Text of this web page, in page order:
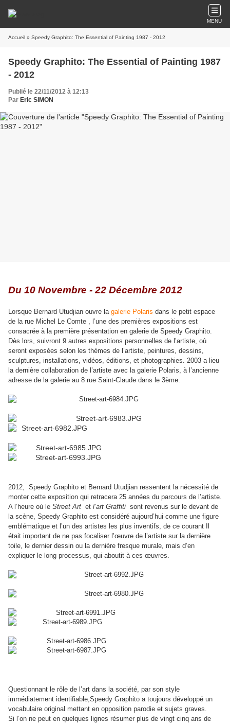
MENU
Accueil » Speedy Graphito: The Essential of Painting 1987 - 2012
Speedy Graphito: The Essential of Painting 1987
- 2012
Publié le 22/11/2012 à 12:13
Par Eric SIMON
Du 10 Novembre - 22 Décembre 2012
Lorsque Bernard Utudjian ouvre la galerie Polaris dans le petit espace
de la rue Michel Le Comte , l’une des premières expositions est
consacrée à la première présentation en galerie de Speedy Graphito.
Dès lors, suivront 9 autres expositions personnelles de l’artiste, où
seront exposées selon les thèmes de l’artiste, peintures, dessins,
sculptures, installations, vidéos, éditions, et photographies. 2003 a lieu
la dernière collaboration de l’artiste avec la galerie Polaris, à l’ancienne
adresse de la galerie au 8 rue Saint-Claude dans le 3ème.
2012, Speedy Graphito et Bernard Utudjian ressentent la nécessité de
monter cette exposition qui retracera 25 années du parcours de l’artiste.
A l’heure où le Street Art et l’art Graffiti sont revenus sur le devant de
la scène, Speedy Graphito est considéré aujourd’hui comme une figure
emblématique et l’un des artistes les plus inventifs, de ce courant Il
était important de ne pas focaliser l’œuvre de l’artiste sur la dernière
toile, le dernier dessin ou la dernière fresque murale, mais d’en
expliquer le long processus, qui aboutit à ces œuvres.
Questionnant le rôle de l’art dans la société, par son style
immédiatement identifiable,Speedy Graphito a toujours développé un
vocabulaire original mettant en opposition parodie et sujets graves.
Si l’on ne peut en quelques lignes résumer plus de vingt cinq ans de